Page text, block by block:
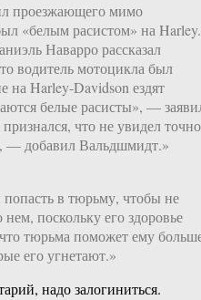
проезжающего мимо
«белым расистом» на Harley.
Наварро рассказал
водитель мотоцикла был
на Harley-Davidson ездят
белые расисты», —
что не увидел
— добавил Вальдшмидт.»
в тюрьму, чтобы не
поскольку его здоровье
тюрьма поможет ему
его угнетают.»
надо залогиниться.